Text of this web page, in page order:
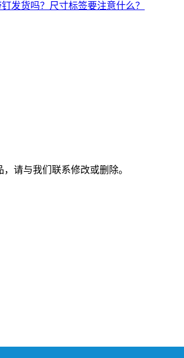
发货吗？尺寸标签要注意什么？
请与我们联系修改或删除。